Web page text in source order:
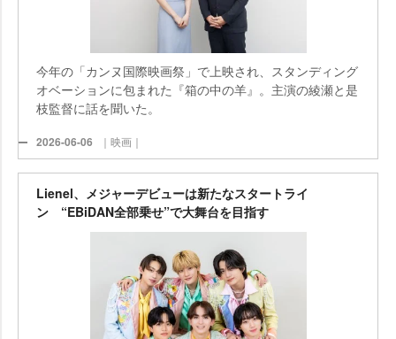
今年の「カンヌ国際映画祭」で上映され、スタンディング
オベーションに包まれた『箱の中の羊』。主演の綾瀬と是
枝監督に話を聞いた。
2026-06-06 ｜映画｜
Lienel、メジャーデビューは新たなスタートライ
ン “EBiDAN全部乗せ”で大舞台を目指す